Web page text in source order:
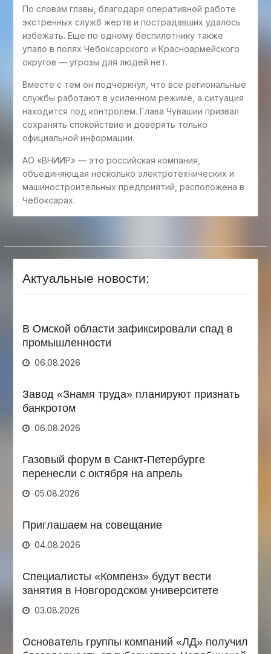
По словам главы, благодаря оперативной работе
экстренных служб жертв и пострадавших удалось
избежать. Еще по одному беспилотнику также
упало в полях Чебоксарского и Красноармейского
округов — угрозы для людей нет.
Вместе с тем он подчеркнул, что все региональные
службы работают в усиленном режиме, а ситуация
находится под контролем. Глава Чувашии призвал
сохранять спокойствие и доверять только
официальной информации.
АО «ВНИИР» — это российская компания,
объединяющая несколько электротехнических и
машиностроительных предприятий, расположена в
Чебоксарах.
Актуальные новости:
В Омской области зафиксировали спад в
промышленности
06.08.2026
Завод «Знамя труда» планируют признать
банкротом
06.08.2026
Газовый форум в Санкт-Петербурге
перенесли с октября на апрель
05.08.2026
Приглашаем на совещание
04.08.2026
Специалисты «Компенз» будут вести
занятия в Новгородском университете
03.08.2026
Основатель группы компаний «ЛД» получил